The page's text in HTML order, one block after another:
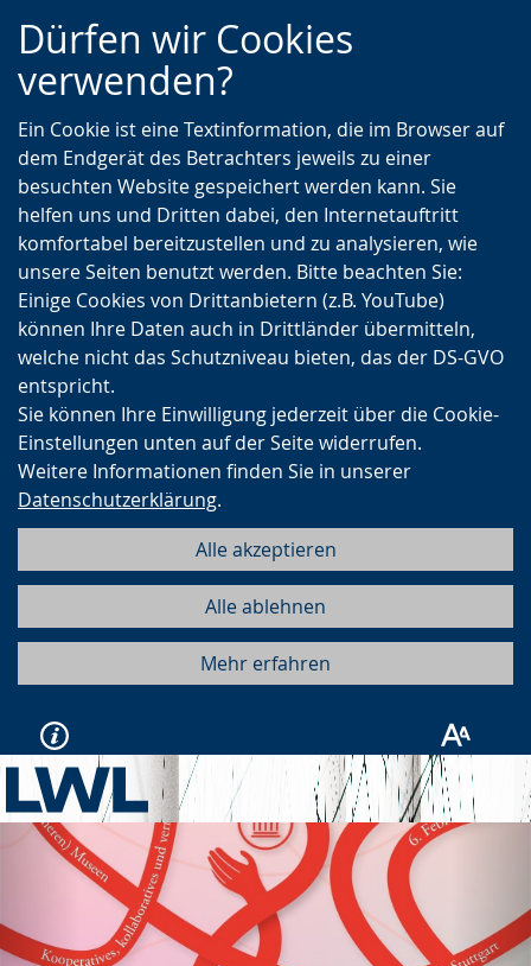
Zur
Hauptnavigation
Zur
Seitennavigation
Zum
Inhalt
Dürfen wir Cookies
verwenden?
Ein Cookie ist eine Textinformation, die im Browser auf
dem Endgerät des Betrachters jeweils zu einer
besuchten Website gespeichert werden kann. Sie
helfen uns und Dritten dabei, den Internetauftritt
komfortabel bereitzustellen und zu analysieren, wie
unsere Seiten benutzt werden. Bitte beachten Sie:
Einige Cookies von Drittanbietern (z.B. YouTube)
können Ihre Daten auch in Drittländer übermitteln,
welche nicht das Schutzniveau bieten, das der DS-GVO
entspricht.
Sie können Ihre Einwilligung jederzeit über die Cookie-
Einstellungen unten auf der Seite widerrufen.
Weitere Informationen finden Sie in unserer
Datenschutzerklärung.
Alle akzeptieren
Alle ablehnen
Mehr erfahren
Vorherige